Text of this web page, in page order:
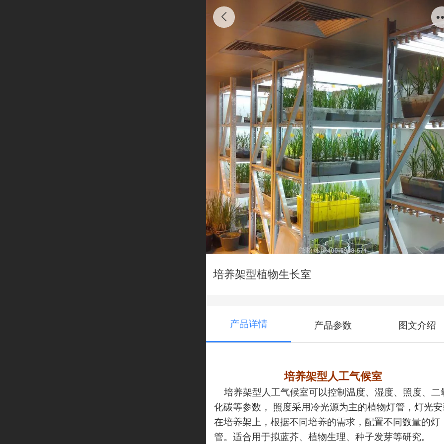
培养架型植物生长室
产品详情 产品参数 图文介绍
培养架型人工气候室
培养架型人工气候室可以控制温度、湿度、照度、二
化碳等参数， 照度采用冷光源为主的植物灯管，灯光
在培养架上，根据不同培养的需求，配置不同数量的灯
管。适合用于拟蓝芥、植物生理、种子发芽等研究。